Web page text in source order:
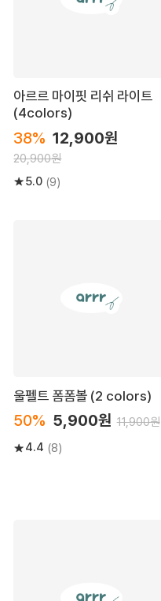
아르르 마이핏 리쉬 라이트
(4colors)
38% 12,900원
20,900원
5.0 (9)
울펠트 폼폼볼 (2 colors)
50% 5,900원 11,900원
4.4 (8)